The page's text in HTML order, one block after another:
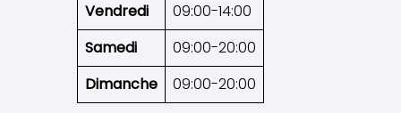
Vendredi
09:00-14:00
Samedi
09:00-20:00
Dimanche
09:00-20:00